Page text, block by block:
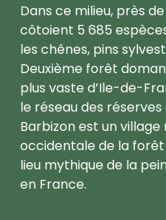
Dans ce milieu, près
côtoient 5 685
les chênes, pins
Deuxième forêt
plus vaste d’Ile-de-
le réseau des réserves
Barbizon est un
occidentale de la forêt
lieu mythique de la
en France.